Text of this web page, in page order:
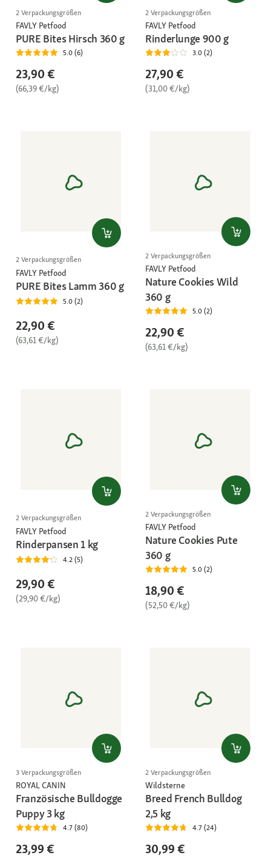
2 Verpackungsgrößen
FAVLY Petfood
PURE Bites Hirsch 360 g
5.0 (6)
23,90 €
(66,39 €/kg)
2 Verpackungsgrößen
FAVLY Petfood
Rinderlunge 900 g
3.0 (2)
27,90 €
(31,00 €/kg)
2 Verpackungsgrößen
FAVLY Petfood
PURE Bites Lamm 360 g
5.0 (2)
22,90 €
(63,61 €/kg)
2 Verpackungsgrößen
FAVLY Petfood
Nature Cookies Wild
360 g
5.0 (2)
22,90 €
(63,61 €/kg)
2 Verpackungsgrößen
FAVLY Petfood
Rinderpansen 1 kg
4.2 (5)
29,90 €
(29,90 €/kg)
2 Verpackungsgrößen
FAVLY Petfood
Nature Cookies Pute
360 g
5.0 (2)
18,90 €
(52,50 €/kg)
3 Verpackungsgrößen
ROYAL CANIN
Französische Bulldogge
Puppy 3 kg
4.7 (80)
23,99 €
2 Verpackungsgrößen
Wildsterne
Breed French Bulldog
2,5 kg
4.7 (24)
30,99 €